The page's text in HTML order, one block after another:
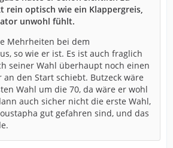
rein optisch wie ein Klappergreis,
unwohl fühlt.
Mehrheiten bei dem
so wie er ist. Es ist auch fraglich
seiner Wahl überhaupt noch einen
an den Start schiebt. Butzeck wäre
Wahl um die 70, da wäre er wohl
auch sicher nicht die erste Wahl,
gut gefahren sind, und das